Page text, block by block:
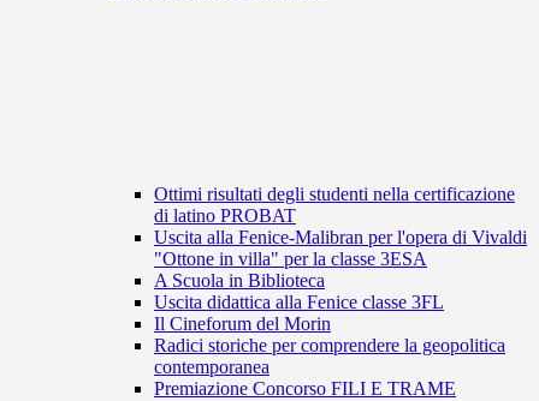
Ottimi risultati degli studenti nella certificazione
di latino PROBAT
Uscita alla Fenice-Malibran per l'opera di Vivaldi
"Ottone in villa" per la classe 3ESA
A Scuola in Biblioteca
Uscita didattica alla Fenice classe 3FL
Il Cineforum del Morin
Radici storiche per comprendere la geopolitica
contemporanea
Premiazione Concorso FILI E TRAME